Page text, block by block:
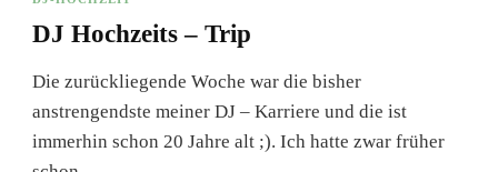
DJ Hochzeits – Trip
Die zurückliegende Woche war die bisher
anstrengendste meiner DJ – Karriere und die ist
immerhin schon 20 Jahre alt ;). Ich hatte zwar früher